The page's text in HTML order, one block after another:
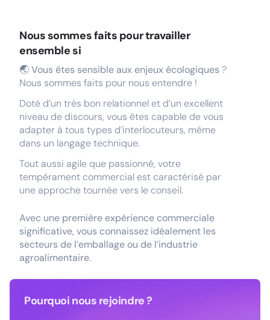
Nous sommes faits pour travailler
ensemble si
🌏 Vous êtes sensible aux enjeux écologiques ?
Nous sommes faits pour nous entendre !
Doté d’un très bon relationnel et d’un excellent
niveau de discours, vous êtes capable de vous
adapter à tous types d’interlocuteurs, même
dans un langage technique.
Tout aussi agile que passionné, votre
tempérament commercial est caractérisé par
une approche tournée vers le conseil.
Avec une première expérience commerciale
significative, vous connaissez idéalement les
secteurs de l’emballage ou de l’industrie
agroalimentaire.
Pourquoi nous rejoindre ?